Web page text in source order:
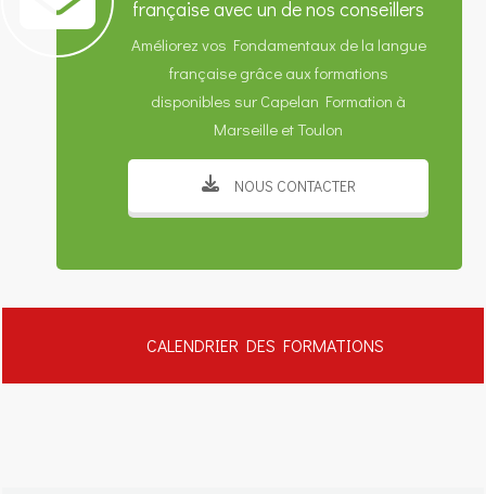
française avec un de nos conseillers
Améliorez vos Fondamentaux de la langue
française grâce aux formations
disponibles sur Capelan Formation à
Marseille et Toulon
NOUS CONTACTER
CALENDRIER DES FORMATIONS